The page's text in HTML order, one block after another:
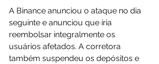
A Binance anunciou o ataque no dia
seguinte e anunciou que iria
reembolsar integralmente os
usuários afetados. A corretora
também suspendeu os depósitos e